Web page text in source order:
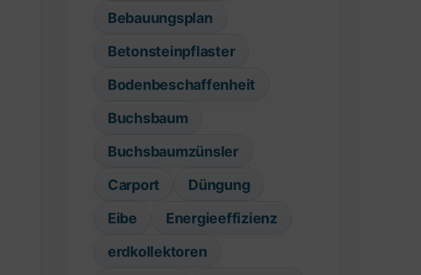
Bebauungsplan
Betonsteinpflaster
Bodenbeschaffenheit
Buchsbaum
Buchsbaumzünsler
Carport
Düngung
Eibe
Energieeffizienz
erdkollektoren